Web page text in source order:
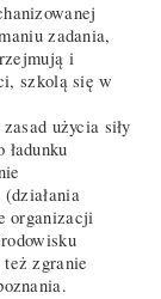
zadania,
i
szkolą się w
użycia siły
organizacji
zgranie